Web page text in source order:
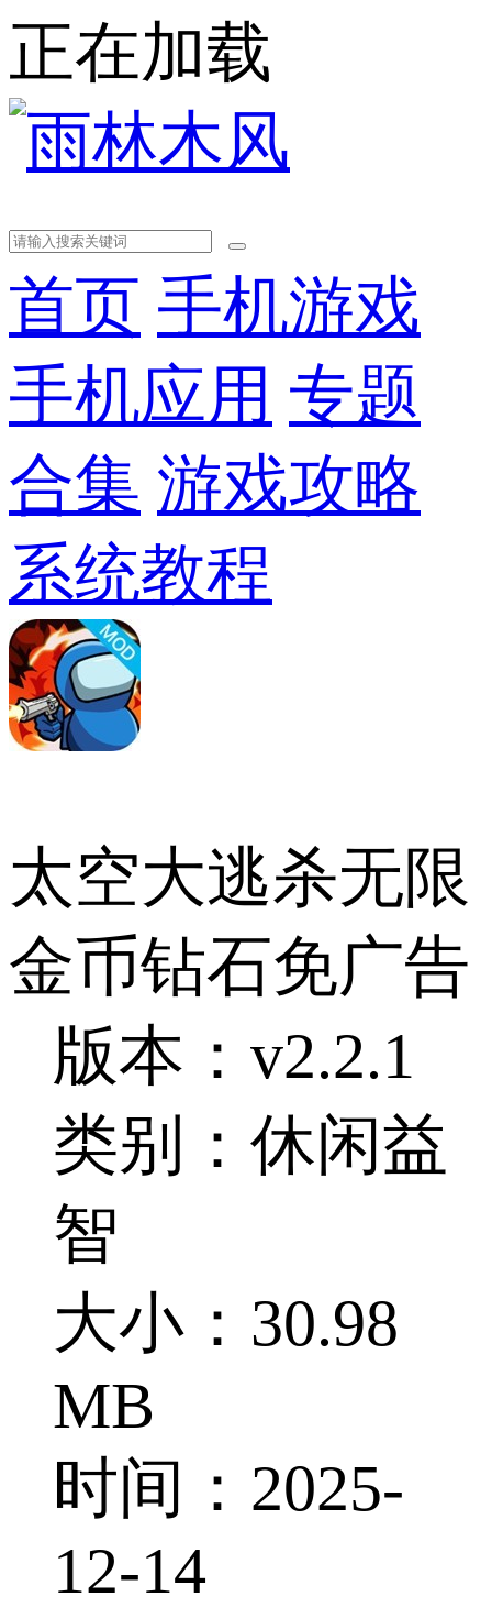
正在加载
首页 手机游戏
手机应用 专题
合集 游戏攻略
系统教程
太空大逃杀无限
金币钻石免广告
版本：v2.2.1
类别：休闲益
智
大小：30.98
MB
时间：2025-
12-14